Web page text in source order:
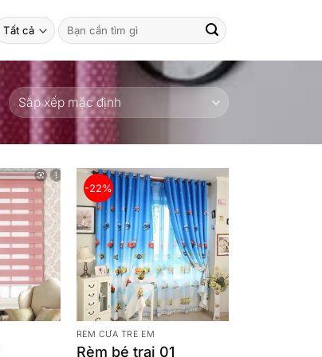
Tìm
kiếm:
-22%
RÈM CỬA TRẺ EM
Rèm bé trai 01